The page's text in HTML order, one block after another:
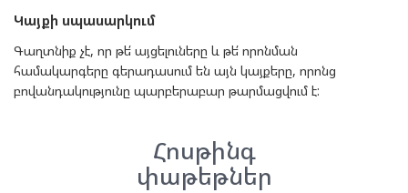
Կայքի սպասարկում
Գաղտնիք չէ, որ թե՛ այցելուները և թե՛ որոնման
համակարգերը գերադասում են այն կայքերը, որոնց
բովանդակությունը պարբերաբար թարմացվում է:
Հոսթինգ
փաթեթներ